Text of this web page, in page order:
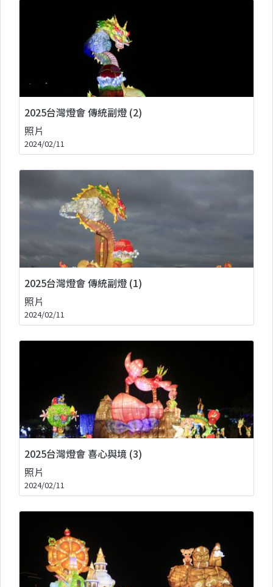
2025台灣燈會 傳統副燈 (2)
照片
2024/02/11
2025台灣燈會 傳統副燈 (1)
照片
2024/02/11
2025台灣燈會 喜心與境 (3)
照片
2024/02/11